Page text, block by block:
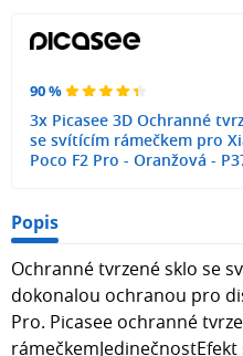
90 %
3x Picasee 3D Ochranné
se svítícím rámečkem pro
Poco F2 Pro - Oranžová -
Popis
Ochranné tvrzené sklo se
dokonalou ochranou pro
Pro. Picasee ochranné